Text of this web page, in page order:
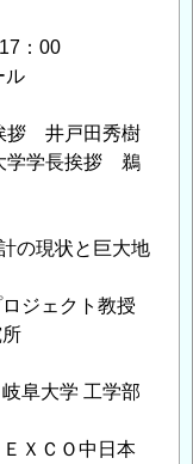
：00
ル
井戸田秀樹
学長挨拶 鵜
と巨大地
ト教授
工学部
Ｏ中日本